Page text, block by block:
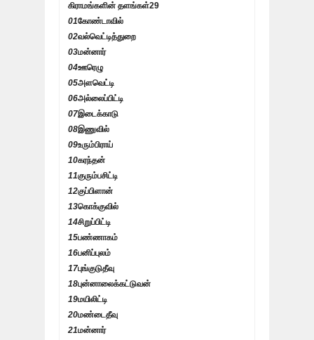
கிராமங்களின் தளங்கள்29
01கோண்டாவில்
02வல்வெட்டித்துறை
03மன்னார்
04ஊரெழு
05அளவெட்டி
06அல்லைப்பிட்டி
07இடைக்காடு
08இணுவில்
09உரும்பிராய்
10கரந்தன்
11குரும்பசிட்டி
12குப்பிளான்
13கொக்குவில்
14சிறுப்பிட்டி
15பண்ணாகம்
16பனிப்புலம்
17புங்குடுதீவு
18புன்னாலைக்கட்டுவன்
19மயிலிட்டி
20மண்டைதீவு
21மன்னார்